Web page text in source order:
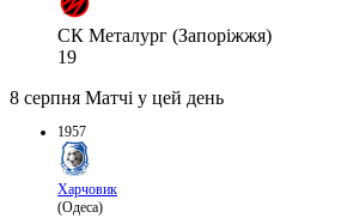
СК Металург (Запоріжжя)
19
8 серпня Матчі у цей день
1957
Харчовик
(Одеса)